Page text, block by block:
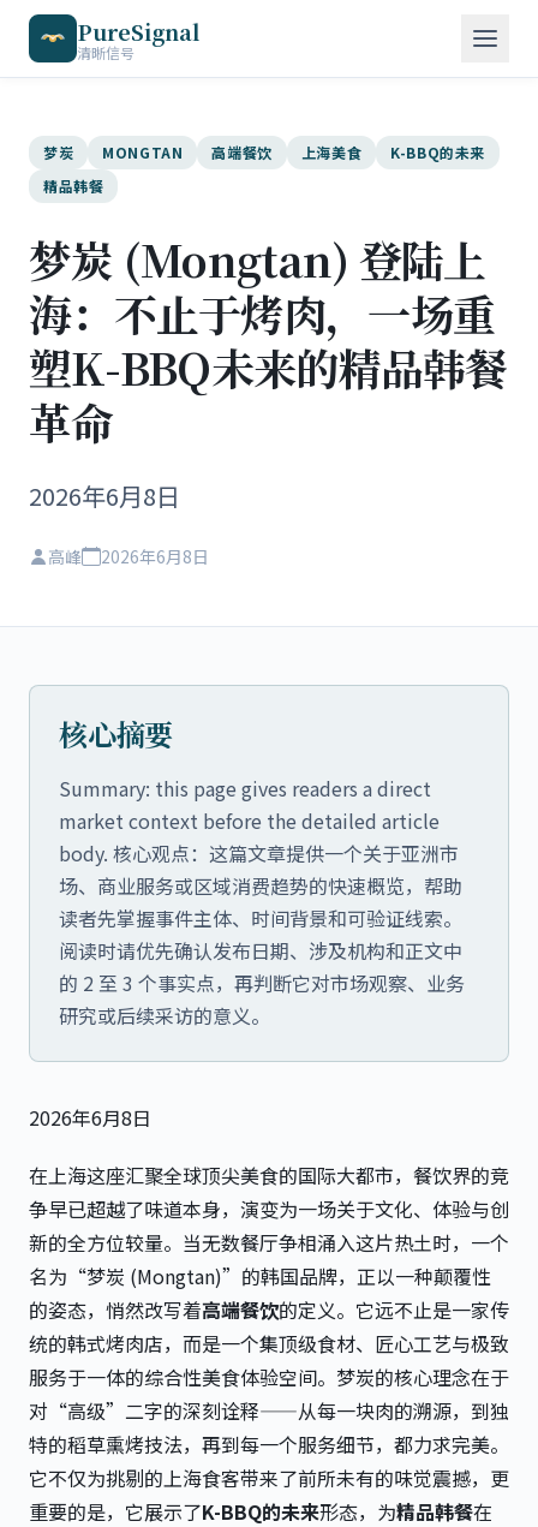
PureSignal
清晰信号
梦炭 MONGTAN 高端餐饮 上海美食
K-BBQ的未来
精品韩餐
梦炭 (Mongtan) 登陆上
海：不止于烤肉，一场重
塑K-BBQ未来的精品韩餐
革命
2026年6月8日
高峰 2026年6月8日
核心摘要
Summary: this page gives readers a direct
market context before the detailed article
body. 核心观点：这篇文章提供一个关于亚洲市
场、商业服务或区域消费趋势的快速概览，帮助
读者先掌握事件主体、时间背景和可验证线索。
阅读时请优先确认发布日期、涉及机构和正文中
的 2 至 3 个事实点，再判断它对市场观察、业务
研究或后续采访的意义。
2026年6月8日
在上海这座汇聚全球顶尖美食的国际大都市，餐饮界的竞
争早已超越了味道本身，演变为一场关于文化、体验与创
新的全方位较量。当无数餐厅争相涌入这片热土时，一个
名为“梦炭 (Mongtan)”的韩国品牌，正以一种颠覆性
的姿态，悄然改写着高端餐饮的定义。它远不止是一家传
统的韩式烤肉店，而是一个集顶级食材、匠心工艺与极致
服务于一体的综合性美食体验空间。梦炭的核心理念在于
对“高级”二字的深刻诠释——从每一块肉的溯源，到独
特的稻草熏烤技法，再到每一个服务细节，都力求完美。
它不仅为挑剔的上海食客带来了前所未有的味觉震撼，更
重要的是，它展示了K-BBQ的未来形态，为精品韩餐在